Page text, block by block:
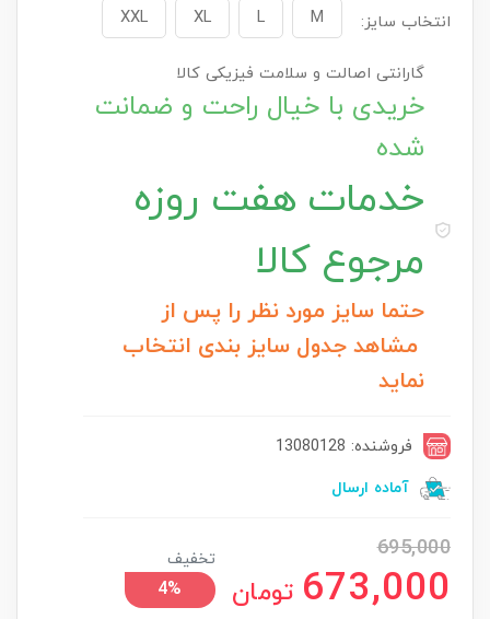
انتخاب سایز: M
L
XL
XXL
گارانتی اصالت و سلامت فیزیکی کالا
خریدی با خیال راحت و ضمانت
شده
خدمات هفت روزه
مرجوع کالا
حتما سایز مورد نظر را پس از
مشاهد جدول سایز بندی انتخاب
نماید
فروشنده: 13080128
آماده ارسال
695,000
673,000 تومان
تخفیف
4%